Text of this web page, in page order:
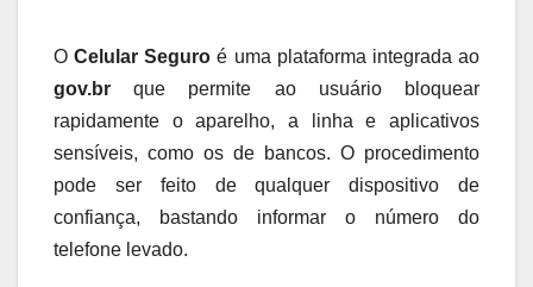
OCelular Seguro é uma plataforma integrada ao
gov.br que permite ao usuário bloquear
rapidamente o aparelho, a linha e aplicativos
sensíveis, como os de bancos. O procedimento
pode ser feito de qualquer dispositivo de
confiança, bastando informar o número do
telefone levado.